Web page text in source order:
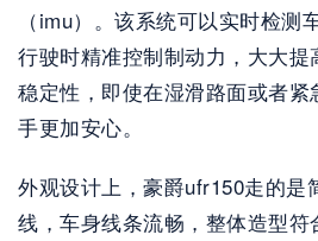
（imu）。该系统可以实时检测
行驶时精准控制制动力，大大
稳定性，即使在湿滑路面或者
手更加安心。
外观设计上，豪爵ufr150走的是
线，车身线条流畅，整体造型符